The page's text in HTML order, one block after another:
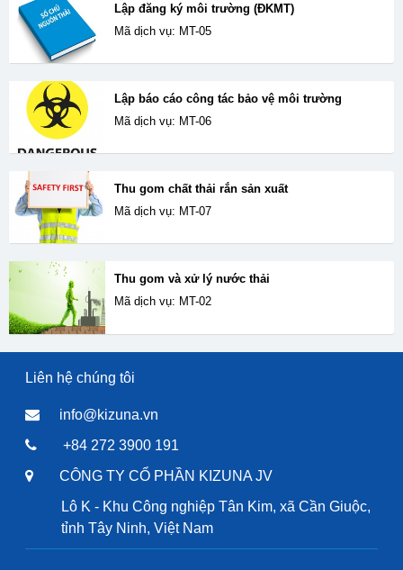
Lập đăng ký môi trường (ĐKMT)
Mã dịch vụ: MT-05
Lập báo cáo công tác bảo vệ môi trường
Mã dịch vụ: MT-06
Thu gom chất thải rắn sản xuất
Mã dịch vụ: MT-07
Thu gom và xử lý nước thải
Mã dịch vụ: MT-02
Liên hệ chúng tôi
info@kizuna.vn
+84 272 3900 191
CÔNG TY CỔ PHẦN KIZUNA JV
Lô K - Khu Công nghiệp Tân Kim, xã Cần Giuộc,
tỉnh Tây Ninh, Việt Nam